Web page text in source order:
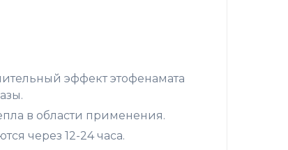
эффект этофенамата
в области применения.
через 12-24 часа.